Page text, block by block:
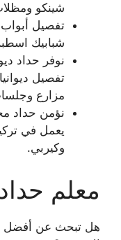
شينكو
تفصيل
شبابيك
نوفر حداد
تفصيل
مزارع
نؤمن حداد
يعمل في
وكيربي.
معلم
هل تبحث عن أفضل